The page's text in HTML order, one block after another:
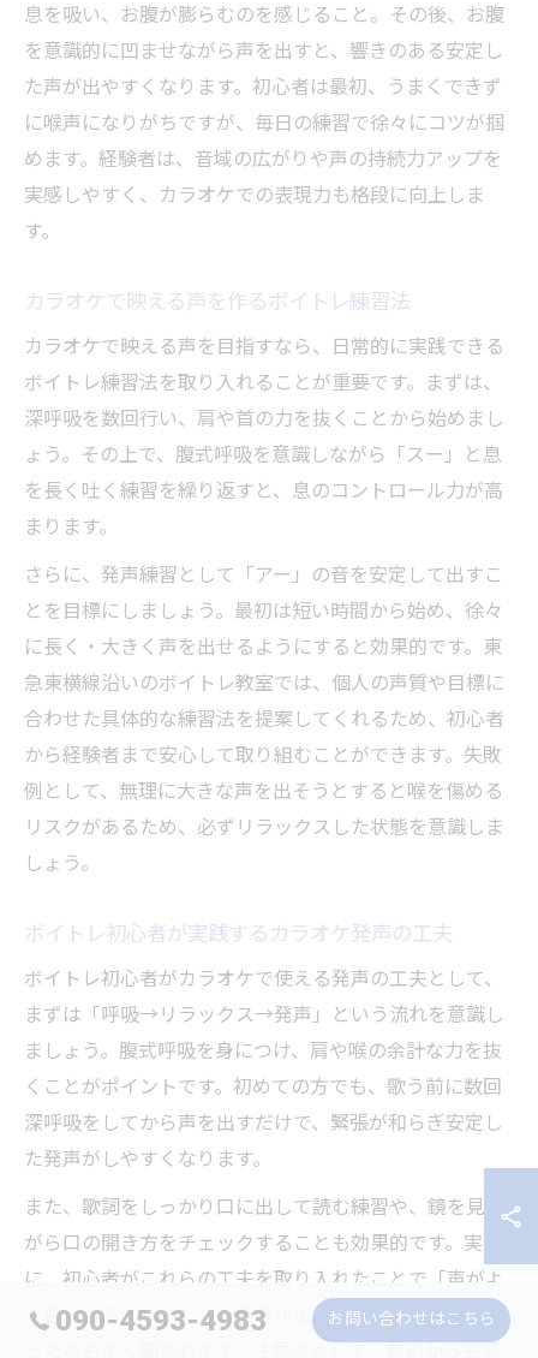
息を吸い、お腹が膨らむのを感じること。その後、お腹
を意識的に凹ませながら声を出すと、響きのある安定し
た声が出やすくなります。初心者は最初、うまくできず
に喉声になりがちですが、毎日の練習で徐々にコツが掴
めます。経験者は、音域の広がりや声の持続力アップを
実感しやすく、カラオケでの表現力も格段に向上しま
す。
カラオケで映える声を作るボイトレ練習法
カラオケで映える声を目指すなら、日常的に実践できる
ボイトレ練習法を取り入れることが重要です。まずは、
深呼吸を数回行い、肩や首の力を抜くことから始めまし
ょう。その上で、腹式呼吸を意識しながら「スー」と息
を長く吐く練習を繰り返すと、息のコントロール力が高
まります。
さらに、発声練習として「アー」の音を安定して出すこ
とを目標にしましょう。最初は短い時間から始め、徐々
に長く・大きく声を出せるようにすると効果的です。東
急東横線沿いのボイトレ教室では、個人の声質や目標に
合わせた具体的な練習法を提案してくれるため、初心者
から経験者まで安心して取り組むことができます。失敗
例として、無理に大きな声を出そうとすると喉を傷める
リスクがあるため、必ずリラックスした状態を意識しま
しょう。
ボイトレ初心者が実践するカラオケ発声の工夫
ボイトレ初心者がカラオケで使える発声の工夫として、
まずは「呼吸→リラックス→発声」という流れを意識し
ましょう。腹式呼吸を身につけ、肩や喉の余計な力を抜
くことがポイントです。初めての方でも、歌う前に数回
深呼吸をしてから声を出すだけで、緊張が和らぎ安定し
た発声がしやすくなります。
また、歌詞をしっかり口に出して読む練習や、鏡を見な
がら口の開き方をチェックすることも効果的です。実際
に、初心者がこれらの工夫を取り入れたことで「声がよ
く響くようになった」「高音が出しやすくなった」とい
090-4593-4983 お問い合わせはこちら